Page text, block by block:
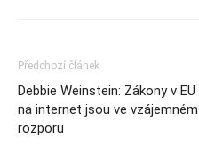
Předchozí článek
Debbie Weinstein: Zákony v EU
na internet jsou ve vzájemném
rozporu